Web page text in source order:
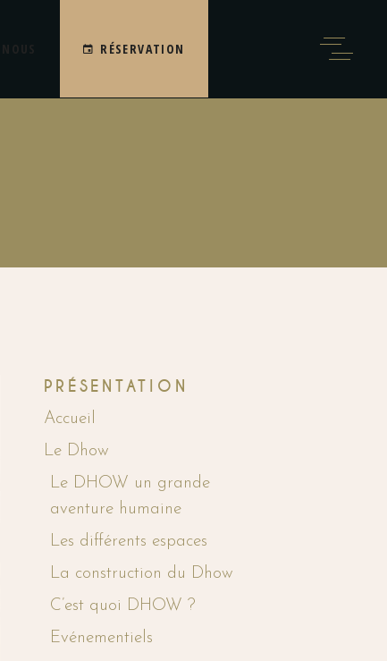
RÉSERVATION
PRÉSENTATION
Accueil
Le Dhow
Le DHOW un grande
aventure humaine
Les différents espaces
La construction du Dhow
C’est quoi DHOW ?
Evénementiels